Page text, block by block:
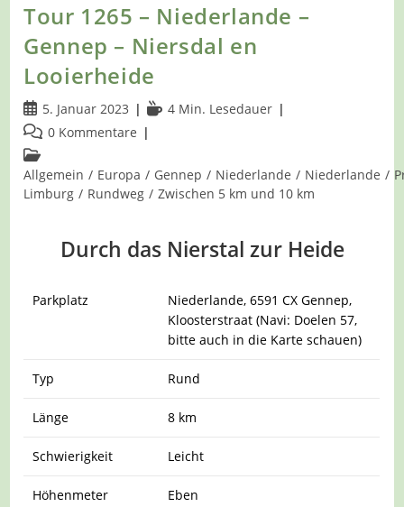
Tour 1265 – Niederlande –
Gennep – Niersdal en
Looierheide
Beitrag
veröffentlicht:
5. Januar 2023 Lesedauer:
4 Min. Lesedauer
Beitrags-
Kommentare:
0 Kommentare
Beitrags-
Kategorie:
Allgemein / Europa / Gennep / Niederlande / Niederlande /
Limburg / Rundweg / Zwischen 5 km und 10 km
Durch das Nierstal zur Heide
Parkplatz
Niederlande, 6591 CX Gennep,
Kloosterstraat (Navi: Doelen 57,
bitte auch in die Karte schauen)
Typ Rund
Länge 8 km
Schwierigkeit Leicht
Höhenmeter Eben